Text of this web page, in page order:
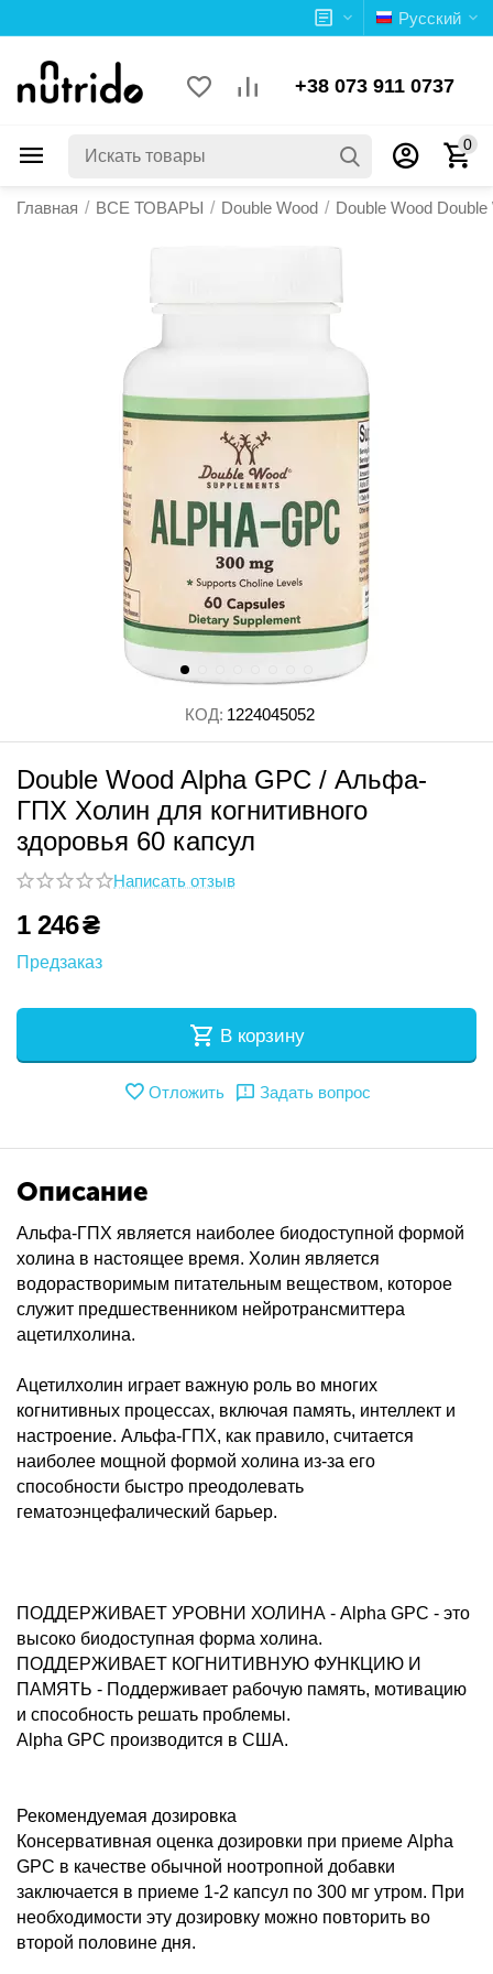
Русский
+38 073 911 0737
0
Главная / ВСЕ ТОВАРЫ / Double Wood / Double Wood
КОД: 1224045052
Double Wood Alpha GPC / Альфа-
ГПХ Холин для когнитивного
здоровья 60 капсул
Написать отзыв
1 246₴
Предзаказ
В корзину
Отложить Задать вопрос
Описание
Альфа-ГПХ является наиболее биодоступной формой
холина в настоящее время. Холин является
водорастворимым питательным веществом, которое
служит предшественником нейротрансмиттера
ацетилхолина.
Ацетилхолин играет важную роль во многих
когнитивных процессах, включая память, интеллект и
настроение. Альфа-ГПХ, как правило, считается
наиболее мощной формой холина из-за его
способности быстро преодолевать
гематоэнцефалический барьер.
ПОДДЕРЖИВАЕТ УРОВНИ ХОЛИНА - Alpha GPC - это
высоко биодоступная форма холина.
ПОДДЕРЖИВАЕТ КОГНИТИВНУЮ ФУНКЦИЮ И
ПАМЯТЬ - Поддерживает рабочую память, мотивацию
и способность решать проблемы.
Alpha GPC производится в США.
Рекомендуемая дозировка
Консервативная оценка дозировки при приеме Alpha
GPC в качестве обычной ноотропной добавки
заключается в приеме 1-2 капсул по 300 мг утром. При
необходимости эту дозировку можно повторить во
второй половине дня.